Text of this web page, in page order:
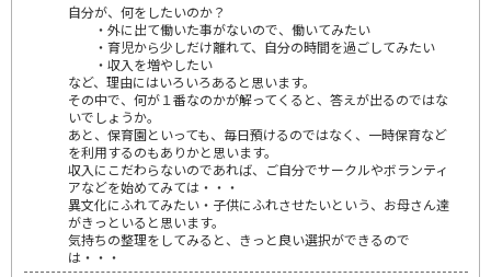
自分が、何をしたいのか？
・外に出て働いた事がないので、働いてみたい
・育児から少しだけ離れて、自分の時間を過ごしてみたい
・収入を増やしたい
など、理由にはいろいろあると思います。
その中で、何が１番なのかが解ってくると、答えが出るのではな
いでしょうか。
あと、保育園といっても、毎日預けるのではなく、一時保育など
を利用するのもありかと思います。
収入にこだわらないのであれば、ご自分でサークルやボランティ
アなどを始めてみては・・・
異文化にふれてみたい・子供にふれさせたいという、お母さん達
がきっといると思います。
気持ちの整理をしてみると、きっと良い選択ができるので
は・・・